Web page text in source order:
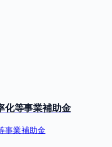
化等事業補助金
事業補助金